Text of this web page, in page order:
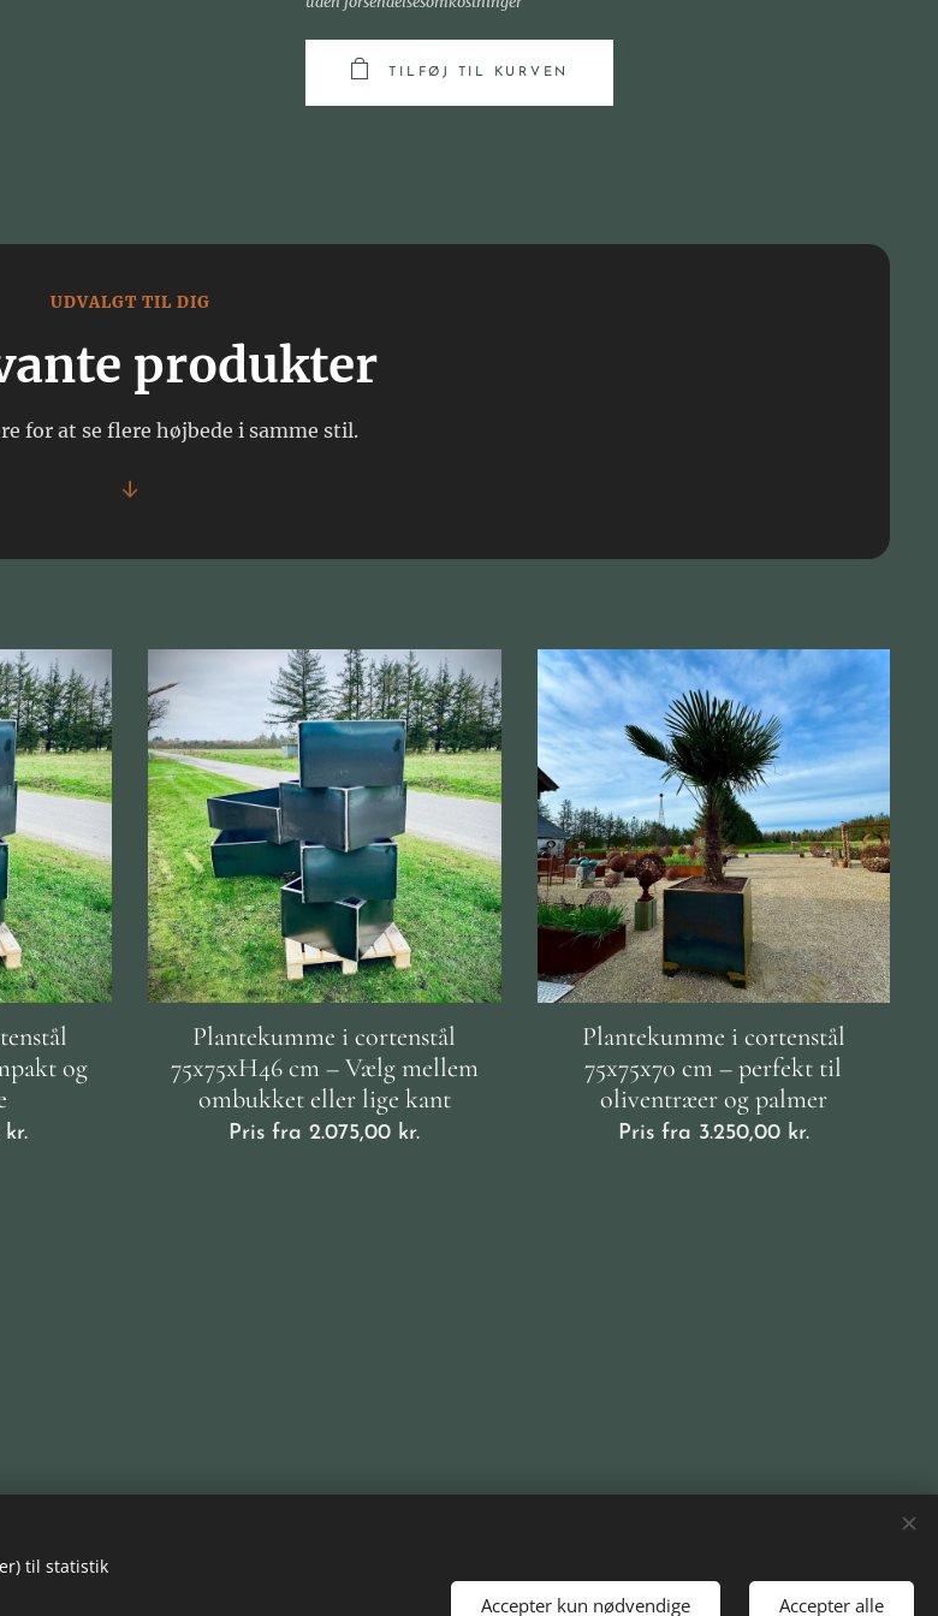
TILFØJ TIL KURVEN
UDVALGT TIL DIG
produkter
for at se flere højbede i samme stil.
↓
og
kr.
Plantekumme i cortenstål
75x75xH46 cm – Vælg mellem
ombukket eller lige kant
Pris fra2.075,00 kr.
Plantekumme i cortenstål
75x75x70 cm – perfekt til
oliventræer og palmer
Pris fra 3.250,00kr.
til statistik
Accepter kun nødvendige Accepter alle